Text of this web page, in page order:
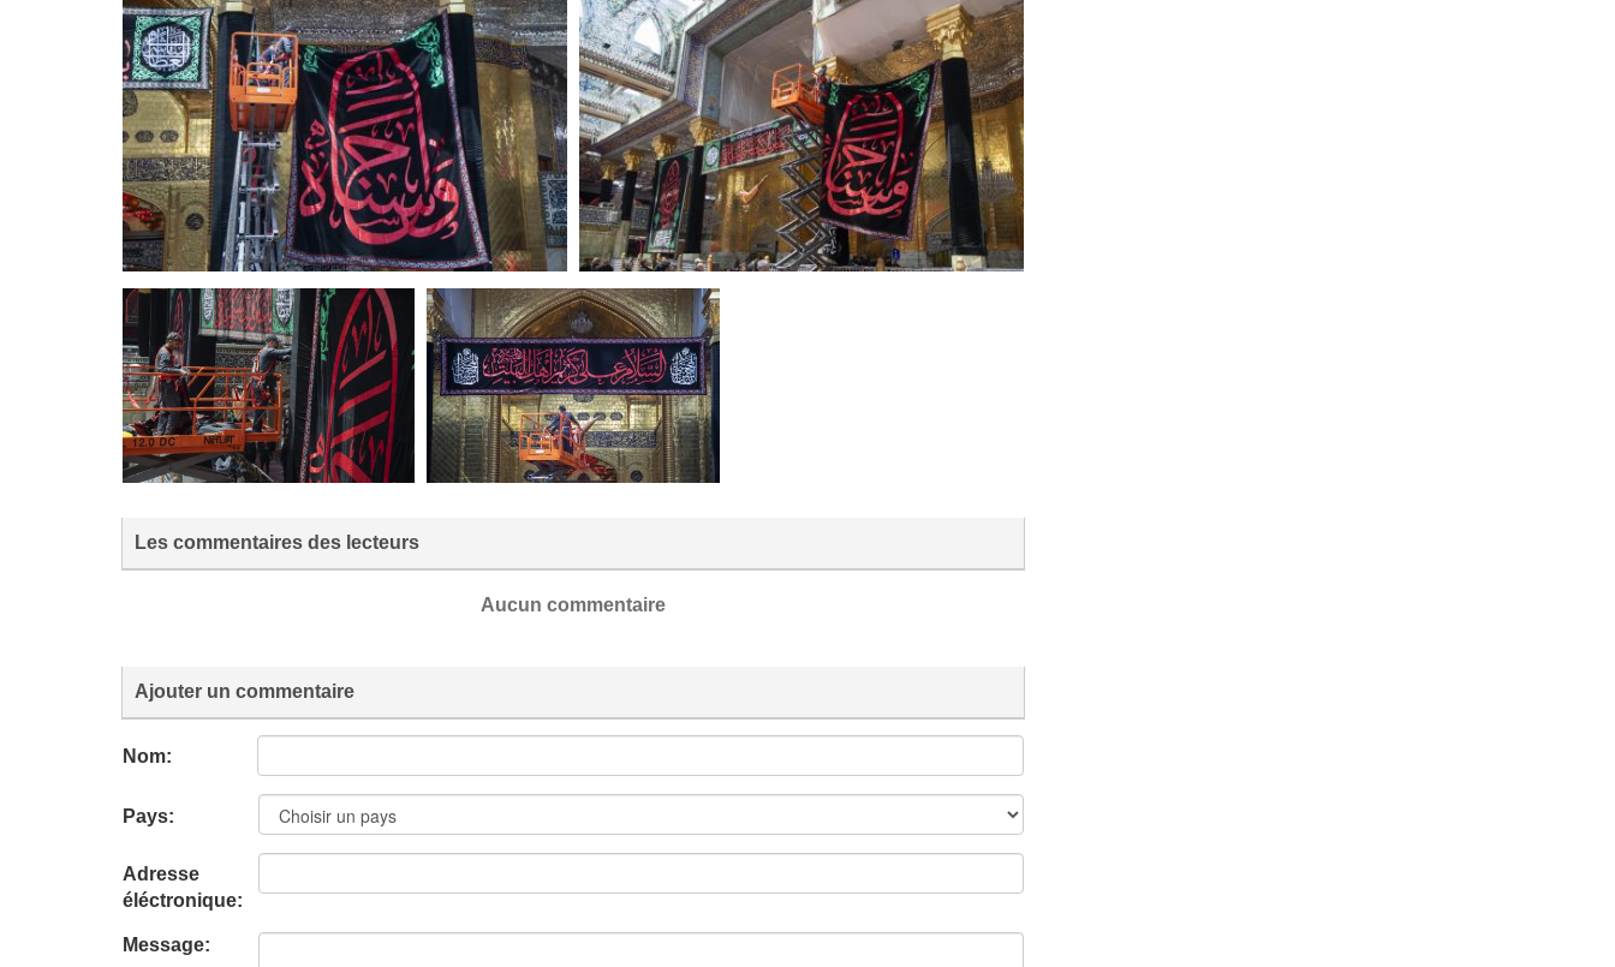
Les commentaires des lecteurs
Aucun commentaire
Ajouter un commentaire
Nom:
Pays:
Adresse
éléctronique:
Message: